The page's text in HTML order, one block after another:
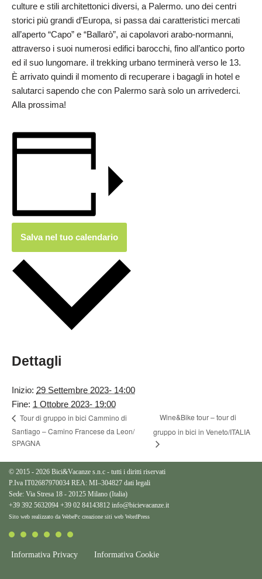
culture e stili architettonici diversi, a Palermo. uno dei centri
storici più grandi d’Europa, si passa dai caratteristici mercati
all’aperto “Capo” e “Ballarò”, ai capolavori arabo-normanni,
attraverso i suoi numerosi edifici barocchi, fino all’antico porto
ed il suo lungomare. il trekking urbano terminerà verso le 13.
È arrivato quindi il momento di recuperare i bagagli in hotel e
salutarci sapendo che con Palermo sarà solo un arrivederci.
Alla prossima!
Salva nel tuo calendario
Dettagli
Inizio: 29 Settembre 2023- 14:00
Fine: 1 Ottobre 2023- 19:00
Tour di gruppo in bici Cammino di
Santiago – Camino Francese da Leon/
SPAGNA
Wine&Bike tour – tour di
gruppo in bici in Veneto/ITALIA
© 2015 - 2026 Bici&Vacanze s.n.c - tutti i diritti riservati
P.Iva IT02687970034 REA: MI–304827 dati legali
Sede: Via Stresa 18 - 20125 Milano (Italia)
+39 392 5632094 +39 02 84143812 info@bicievacanze.it
Sito web realizzato da WebePc creazione siti web WordPress
Informativa Privacy Informativa Cookie